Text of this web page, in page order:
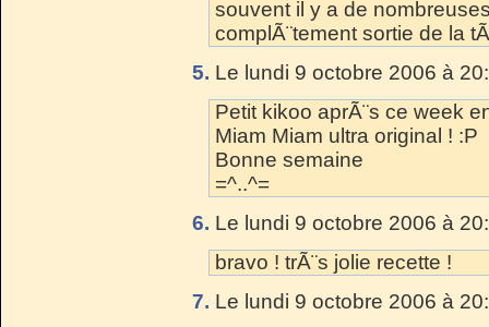
souvent il y a de
complÃ¨tement sortie de la
5. Le lundi 9 octobre 2006 à
Petit kikoo aprÃ¨s ce week
Miam Miam ultra original ! :P
Bonne semaine
=^..^=
6. Le lundi 9 octobre 2006 à
bravo ! trÃ¨s jolie recette !
7. Le lundi 9 octobre 2006 à